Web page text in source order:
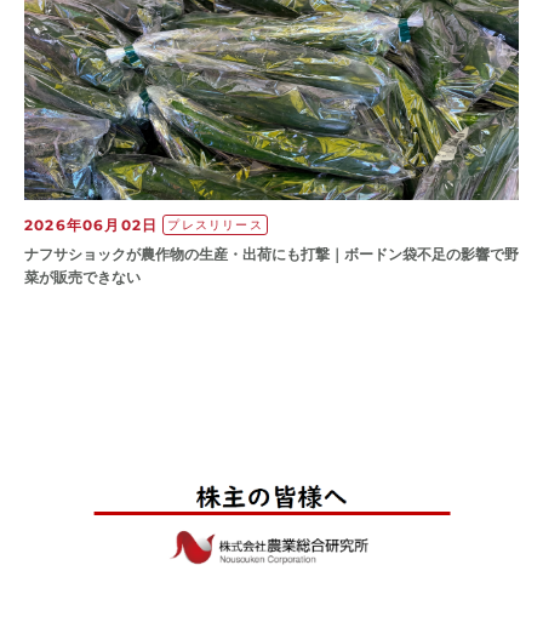
2026年06月02日 プレスリリース
ナフサショックが農作物の⽣産・出荷にも打撃｜ボードン袋不⾜の影響で野
菜が販売できない